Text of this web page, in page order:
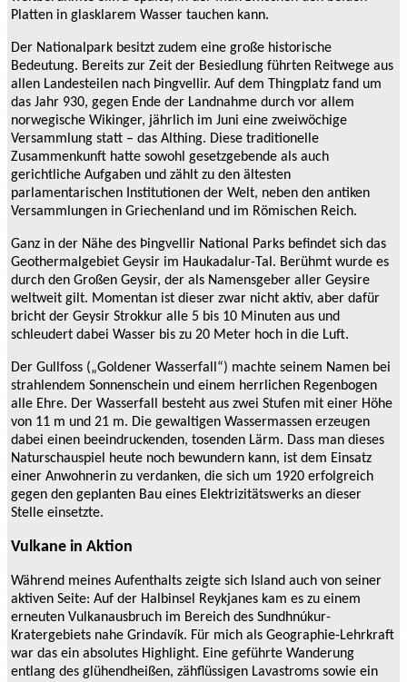
Platten in glasklarem Wasser tauchen kann.
Der Nationalpark besitzt zudem eine große historische
Bedeutung. Bereits zur Zeit der Besiedlung führten Reitwege aus
allen Landesteilen nach Þingvellir. Auf dem Thingplatz fand um
das Jahr 930, gegen Ende der Landnahme durch vor allem
norwegische Wikinger, jährlich im Juni eine zweiwöchige
Versammlung statt – das Althing. Diese traditionelle
Zusammenkunft hatte sowohl gesetzgebende als auch
gerichtliche Aufgaben und zählt zu den ältesten
parlamentarischen Institutionen der Welt, neben den antiken
Versammlungen in Griechenland und im Römischen Reich.
Ganz in der Nähe des Þingvellir National Parks befindet sich das
Geothermalgebiet Geysir im Haukadalur-Tal. Berühmt wurde es
durch den Großen Geysir, der als Namensgeber aller Geysire
weltweit gilt. Momentan ist dieser zwar nicht aktiv, aber dafür
bricht der Geysir Strokkur alle 5 bis 10 Minuten aus und
schleudert dabei Wasser bis zu 20 Meter hoch in die Luft.
Der Gullfoss („Goldener Wasserfall“) machte seinem Namen bei
strahlendem Sonnenschein und einem herrlichen Regenbogen
alle Ehre. Der Wasserfall besteht aus zwei Stufen mit einer Höhe
von 11 m und 21 m. Die gewaltigen Wassermassen erzeugen
dabei einen beeindruckenden, tosenden Lärm. Dass man dieses
Naturschauspiel heute noch bewundern kann, ist dem Einsatz
einer Anwohnerin zu verdanken, die sich um 1920 erfolgreich
gegen den geplanten Bau eines Elektrizitätswerks an dieser
Stelle einsetzte.
Vulkane in Aktion
Während meines Aufenthalts zeigte sich Island auch von seiner
aktiven Seite: Auf der Halbinsel Reykjanes kam es zu einem
erneuten Vulkanausbruch im Bereich des Sundhnúkur-
Kratergebiets nahe Grindavík. Für mich als Geographie-Lehrkraft
war das ein absolutes Highlight. Eine geführte Wanderung
entlang des glühendheißen, zähflüssigen Lavastroms sowie ein